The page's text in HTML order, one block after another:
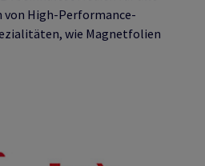
von High-Performance-
wie Magnetfolien